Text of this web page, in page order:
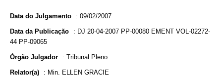
Data do Julgamento : 09/02/2007
Data da Publicação : DJ 20-04-2007 PP-00080 EMENT VOL-02272-
44 PP-09065
Órgão Julgador : Tribunal Pleno
Relator(a) : Min. ELLEN GRACIE